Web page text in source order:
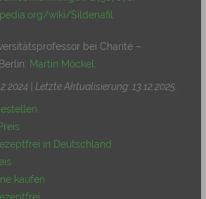
wiki/Sildenafil
bei Charité –
Martin Möckel
| Letzte Aktualisierung: 13.12.2025
in Deutschland
kaufen